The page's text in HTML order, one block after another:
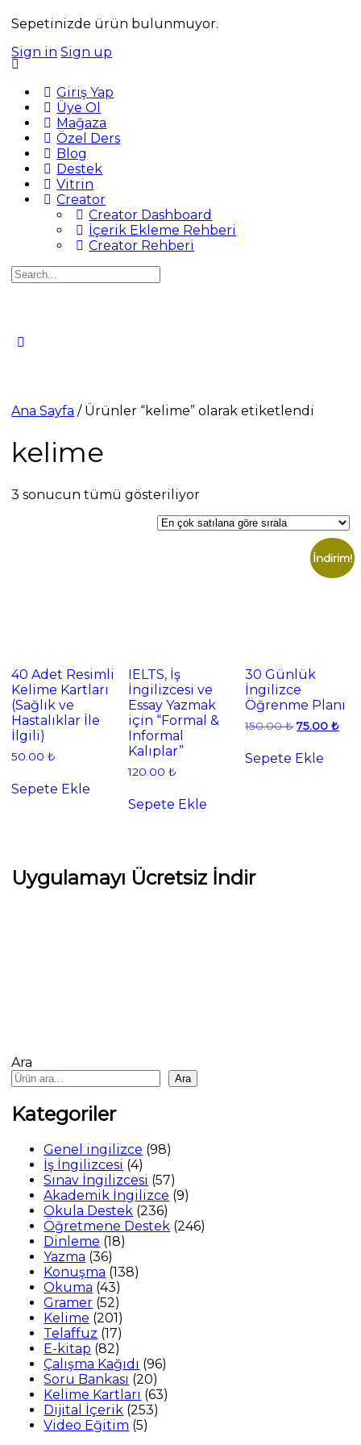
Sepetinizde ürün bulunmuyor.
Sign in Sign up
Giriş Yap
Üye Ol
Mağaza
Özel Ders
Blog
Destek
Vitrin
Creator
Creator Dashboard
İçerik Ekleme Rehberi
Creator Rehberi
Search
for:
Ana Sayfa / Ürünler “kelime” olarak etiketlendi
kelime
3 sonucun tümü gösteriliyorPopülerliğe
sıralandı
40 Adet Resimli
Kelime Kartları
(Sağlık ve
Hastalıklar İle
İlgili)
50.00₺
Sepete Ekle
IELTS, İş
İngilizcesi ve
Essay Yazmak
için “Formal &
Informal
Kalıplar”
120.00₺
Sepete Ekle
İndirim!
30 Günlük
İngilizce
Öğrenme Planı
150.00₺ Orijinal
150.00 ₺.
75.00₺Şu
Sepete Ekle
Uygulamayı Ücretsiz İndir
Ara
Ara
Kategoriler
Genel ingilizce 9898
İş İngilizcesi 44
ürün
Sınav İngilizcesi 5757
ürün
Akademik İngilizce 99
Okula Destek 236236
ürün
Öğretmene Destek 246246
Dinleme 1818
Yazma 3636
ürün
Konuşma 138138
Okuma 4343
ürün
Gramer 5252
ürün
Kelime 201201
ürün
Telaffuz 1717
ürün
E-kitap 8282
ürün
Çalışma Kağıdı 9696
Soru Bankası 2020
ürün
Kelime Kartları 6363
Dijital İçerik 253253
Video Eğitim 55